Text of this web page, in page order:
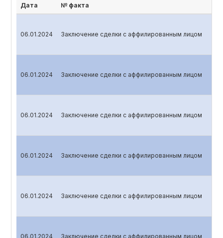
Дата № факта
06.01.2024 Заключение сделки с аффилированным лицом
06.01.2024 Заключение сделки с аффилированным лицом
06.01.2024 Заключение сделки с аффилированным лицом
06.01.2024 Заключение сделки с аффилированным лицом
06.01.2024 Заключение сделки с аффилированным лицом
06.01.2024 Заключение сделки с аффилированным лицом